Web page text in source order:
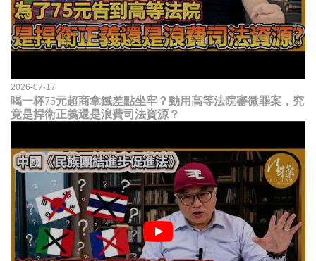
2026-07-17
喝一杯75元超商拿鐵差點坐牢？動用高等法院審微罪案，究
竟是捍衛正義還是浪費司法資源？